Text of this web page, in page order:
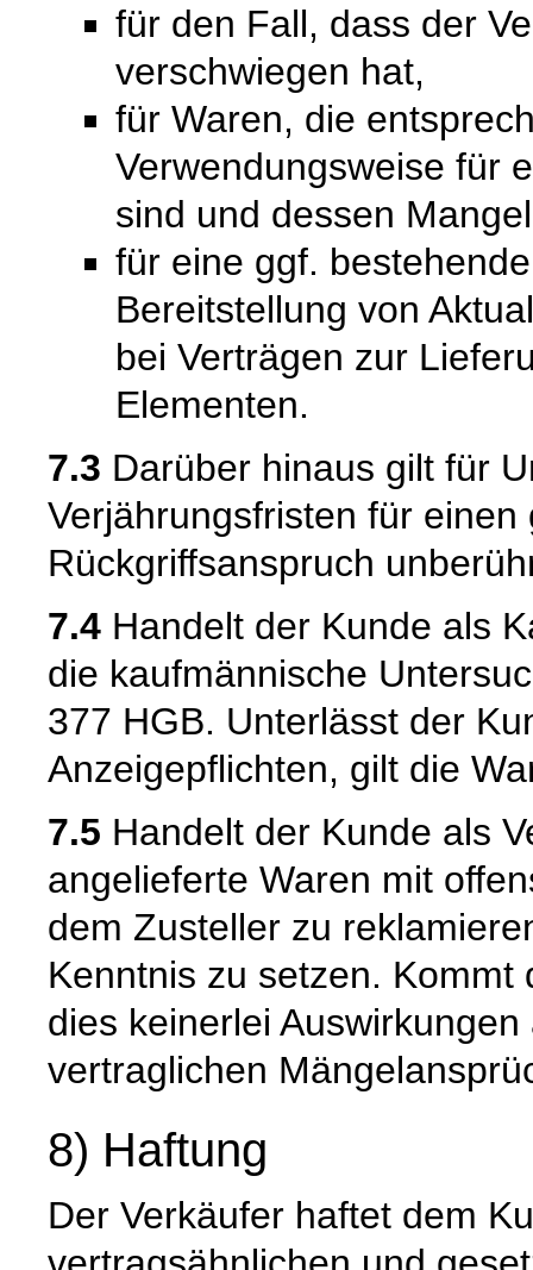
für den Fall, dass der
verschwiegen hat,
für Waren, die
Verwendungsweise für
sind und dessen
für eine ggf.
Bereitstellung von
bei Verträgen zur
Elementen.
7.3 Darüber hinaus gilt für
Verjährungsfristen für
Rückgriffsanspruch
7.4 Handelt der Kunde als
die kaufmännische
377 HGB. Unterlässt der
Anzeigepflichten, gilt die
7.5 Handelt der Kunde als
angelieferte Waren mit
dem Zusteller zu
Kenntnis zu setzen.
dies keinerlei
vertraglichen
8) Haftung
Der Verkäufer haftet dem